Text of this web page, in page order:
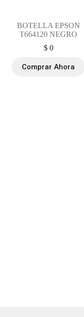
BOTELLA EPSON
T664120 NEGRO
$0
Comprar Ahora